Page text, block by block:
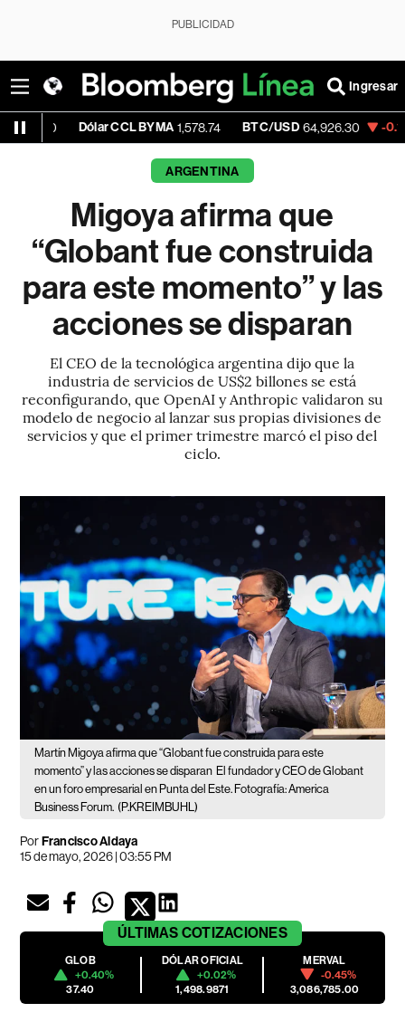
PUBLICIDAD
Ingresar
Dólar CCL BYMA 1,578.74 BTC/USD 64,926.30 -0.17% ETH/
ARGENTINA
Migoya afirma que
“Globant fue construida
para este momento” y las
acciones se disparan
El CEO de la tecnológica argentina dijo que la
industria de servicios de US$2 billones se está
reconfigurando, que OpenAI y Anthropic validaron su
modelo de negocio al lanzar sus propias divisiones de
servicios y que el primer trimestre marcó el piso del
ciclo.
Martín Migoya afirma que “Globant fue construida para este
momento” y las acciones se disparan El fundador y CEO de Globant
en un foro empresarial en Punta del Este. Fotografía: America
Business Forum. (P.KREIMBUHL)
PorFrancisco Aldaya
15 de mayo, 2026 | 03:55 PM
ÚLTIMAS COTIZACIONES
GLOB
+0.40%
37.40
DÓLAR OFICIAL
+0.02%
1,498.9871
MERVAL
-0.45%
3,086,785.00